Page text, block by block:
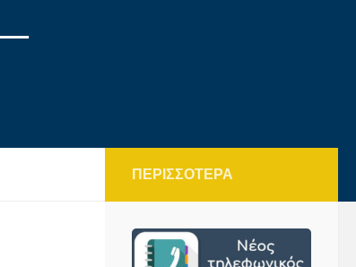
ΠΕΡΙΣΣΌΤΕΡΑ